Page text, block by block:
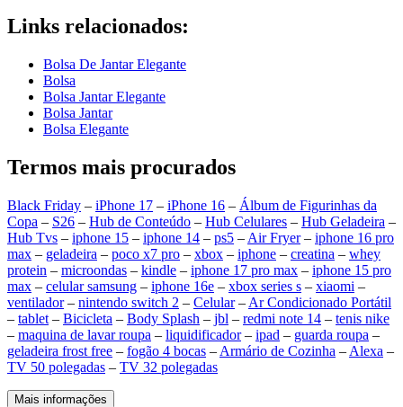
Links relacionados:
Bolsa De Jantar Elegante
Bolsa
Bolsa Jantar Elegante
Bolsa Jantar
Bolsa Elegante
Termos mais procurados
Black Friday – iPhone 17 – iPhone 16 – Álbum de Figurinhas da
Copa – S26 – Hub de Conteúdo – Hub Celulares – Hub Geladeira –
Hub Tvs – iphone 15 – iphone 14 – ps5 – Air Fryer– iphone 16 pro
max – geladeira – poco x7 pro – xbox – iphone – creatina – whey
protein – microondas – kindle – iphone 17 pro max – iphone 15 pro
max – celular samsung – iphone 16e – xbox series s – xiaomi –
ventilador– nintendo switch 2 – Celular– Ar Condicionado Portátil
– tablet – Bicicleta – Body Splash – jbl – redmi note 14 – tenis nike
– maquina de lavar roupa – liquidificador– ipad – guarda roupa –
geladeira frost free – fogão 4 bocas – Armário de Cozinha – Alexa –
TV 50 polegadas – TV 32 polegadas
Mais informações